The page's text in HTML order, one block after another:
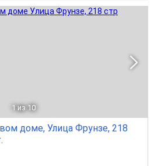
1 из 10
доме, Улица Фрунзе, 218